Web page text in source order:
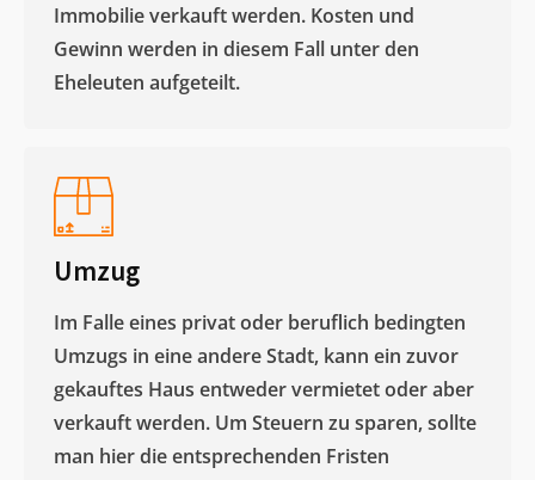
Immobilie verkauft werden. Kosten und
Gewinn werden in diesem Fall unter den
Eheleuten aufgeteilt.​
Umzug
Im Falle eines privat oder beruflich bedingten
Umzugs in eine andere Stadt, kann ein zuvor
gekauftes Haus entweder vermietet oder aber
verkauft werden. Um Steuern zu sparen, sollte
man hier die entsprechenden Fristen